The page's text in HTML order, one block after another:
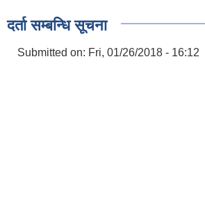
Re
दर्ता सम्बन्धि सूचना
Submitted on: Fri, 01/26/2018 - 16:12